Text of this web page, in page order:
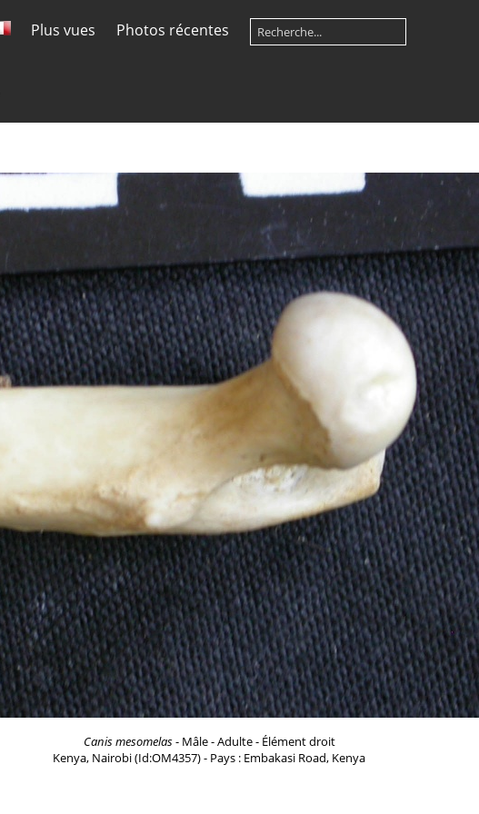
Plus vues Photos récentes
Canis mesomelas- Mâle - Adulte - Élément droit
Kenya, Nairobi (Id:OM4357) - Pays : Embakasi Road, Kenya